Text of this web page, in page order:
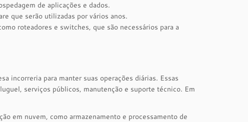
de aplicações e dados.
que serão utilizadas por vários anos.
roteadores e switches, que são necessários para a
incorreria para manter suas operações diárias. Essas
serviços públicos, manutenção e suporte técnico. Em
em nuvem, como armazenamento e processamento de